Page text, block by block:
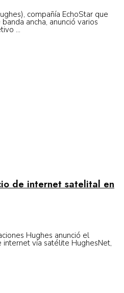
compañía EchoStar que
ancha, anunció varios
...
de internet satelital en
Hughes anunció el
vía satélite HughesNet,